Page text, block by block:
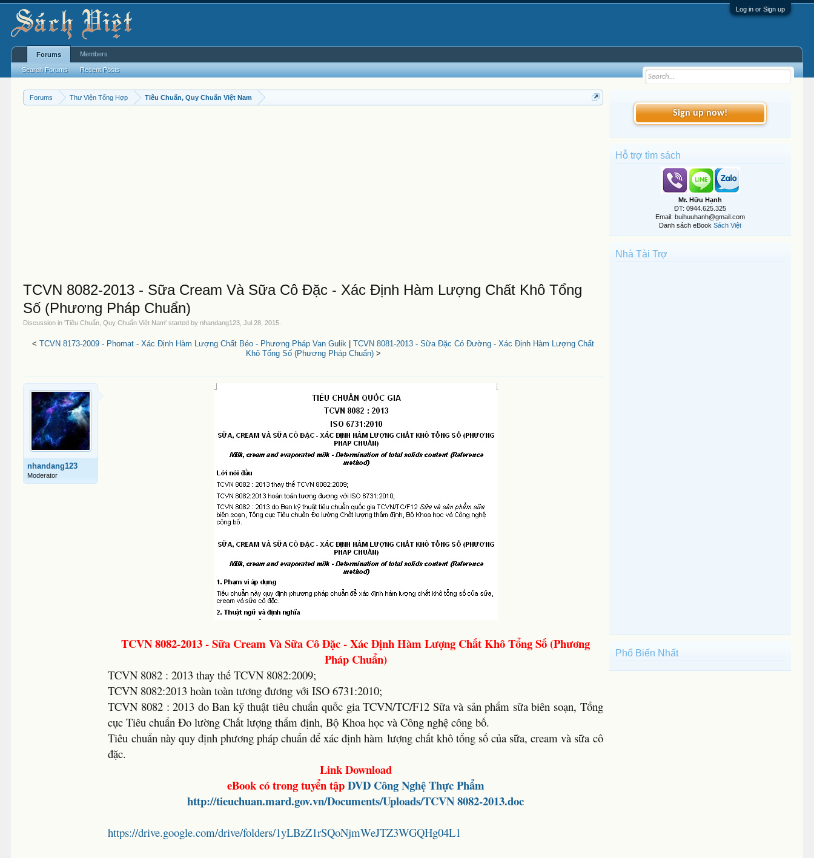
Log in or Sign up
Forums Thư Viện Tổng Hợp Tiêu Chuẩn, Quy Chuẩn Việt Nam
TCVN 8082-2013 - Sữa Cream Và Sữa Cô Đặc - Xác Định Hàm Lượng Chất Khô Tổng
Số (Phương Pháp Chuẩn)
Discussion in 'Tiêu Chuẩn, Quy Chuẩn Việt Nam' started bynhandang123 ,Jul 28, 2015
< TCVN 8173-2009 - Phomat - Xác Định Hàm Lượng Chất Béo - Phương Pháp Van Gulik
TCVN 8081-2013 - Sữa Đặc Có Đường - Xác Định Hàm Lượng Chất
Khô Tổng Số (Phương Pháp Chuẩn)>
nhandang123
Moderator
TCVN 8082-2013 - Sữa Cream Và Sữa Cô Đặc - Xác Định Hàm Lượng Chất Khô Tổng Số (Phương
Pháp Chuẩn)
TCVN 8082 : 2013 thay thế TCVN 8082:2009;
TCVN 8082:2013 hoàn toàn tương đương với ISO 6731:2010;
TCVN 8082 : 2013 do Ban kỹ thuật tiêu chuẩn quốc gia TCVN/TC/F12 Sữa và sản phẩm sữa biên soạn, Tổng
cục Tiêu chuẩn Đo lường Chất lượng thẩm định, Bộ Khoa học và Công nghệ công bố.
Tiêu chuẩn này quy định phương pháp chuẩn để xác định hàm lượng chất khô tổng số của sữa, cream và sữa cô
đặc.
Link Download
eBook có trong tuyển tậpDVD Công Nghệ Thực Phẩm
http://tieuchuan.mard.gov.vn/Documents/Uploads/TCVN 8082-2013.doc
https://drive.google.com/drive/folders/1yLBzZ1rSQoNjmWeJTZ3WGQHg04L1
Sign up now!
Hỗ trợ tìm sách
Mr. Hữu Hạnh
ĐT: 0944.625.325
Email: buihuuhanh@gmail.com
Danh sách eBook Sách Việt
Nhà Tài Trợ
Phổ Biến Nhất
Forums
Search Forums Recent Posts
Members